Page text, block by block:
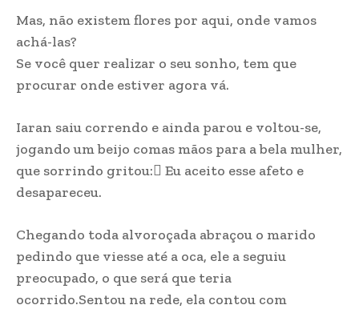
Mas, não existem flores por aqui, onde vamos
achá-las?
Se você quer realizar o seu sonho, tem que
procurar onde estiver agora vá.
Iaran saiu correndo e ainda parou e voltou-se,
jogando um beijo comas mãos para a bela mulher,
que sorrindo gritou: Eu aceito esse afeto e
desapareceu.
Chegando toda alvoroçada abraçou o marido
pedindo que viesse até a oca, ele a seguiu
preocupado, o que será que teria
ocorrido.Sentou na rede, ela contou com